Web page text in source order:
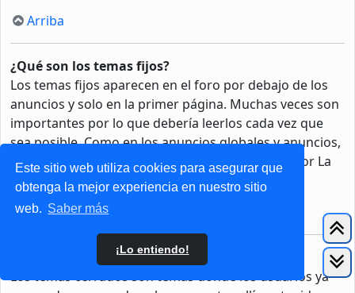
Este sitio web utiliza cookies para asegurar que
obtenga la mejor experiencia en nuestro sitio
web. Saber más
¡Lo entiendo!
Arriba
¿Qué son los temas fijos?
Los temas fijos aparecen en el foro por debajo de los
anuncios y solo en la primer página. Muchas veces son
importantes por lo que debería leerlos cada vez que
sea posible. Como en los anuncios globales y anuncios,
los permisos para fijar un tema son otorgados por La
Administración.
Arriba
¿Qué son los temas cerrados?
Los temas cerrados son temas donde los usuarios ya